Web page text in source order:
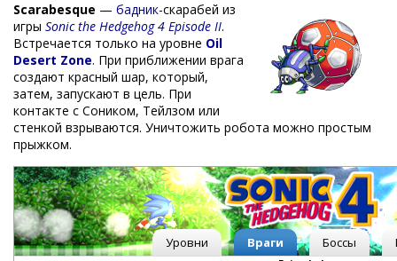
Scarabesque — бадник-скарабей из
игры Sonic the Hedgehog 4 Episode II.
Встречается только на уровне Oil
Desert Zone. При приближении врага
создают красный шар, который,
затем, запускают в цель. При
контакте с Соником, Тейлзом или
стенкой взрываются. Уничтожить робота можно простым
прыжком.
Уровни Враги Боссы